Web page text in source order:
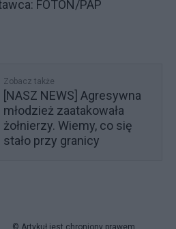
FOTON/PAP
Zobacz także
[NASZ NEWS] Agresywna
młodzież zaatakowała
żołnierzy. Wiemy, co się
stało przy granicy
© Artykuł jest chroniony prawem